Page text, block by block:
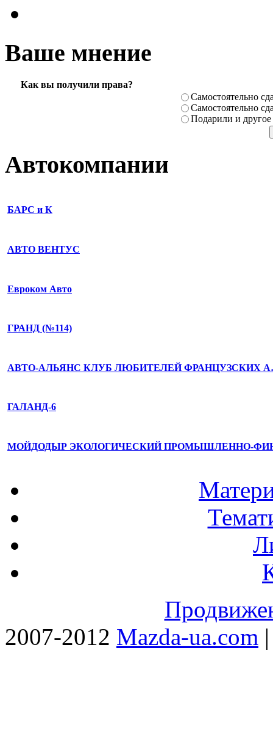
Ваше мнение
Как вы получили права?
Самостоя­тельно
Самостоя­тельно
Подарили­ и другое
Автокомпании
БАРС и К
АВТО ВЕНТУС
Евроком Авто
ГРАНД (№114)
АВТО-АЛЬЯНС КЛУБ ЛЮБИТЕЛЕЙ ФРАНЦУЗСКИХ
ГАЛАНД-6
МОЙДОДЫР ЭКОЛОГИЧЕСКИЙ ПРОМЫШЛЕННО-
2007-2012 Mazda-ua.com